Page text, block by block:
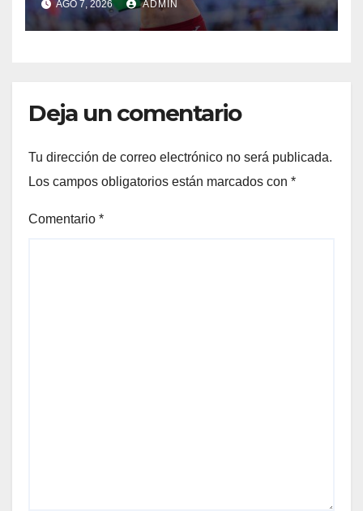
fallecidos
AGO 7, 2026 ADMIN
Deja un comentario
Tu dirección de correo electrónico no será publicada.
Los campos obligatorios están marcados con *
Comentario *